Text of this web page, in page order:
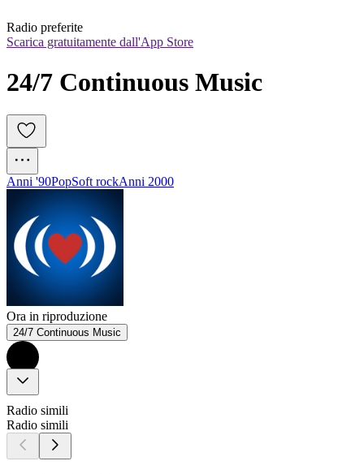
Radio preferite
Scarica gratuitamente dall'App Store
24/7 Continuous Music
Anni '90PopSoft rockAnni 2000
Ora in riproduzione
24/7 Continuous Music
Radio simili
Radio simili